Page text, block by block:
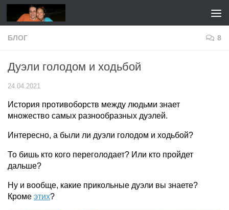
Перейти к содержимому
БЛОГ 8
Дуэли голодом и ходьбой
24.04.2021
История противоборств между людьми знает
множество самых разнообразных дуэлей.
Интересно, а были ли дуэли голодом и ходьбой?
То бишь кто кого переголодает? Или кто пройдет
дальше?
Ну и вообще, какие прикольные дуэли вы знаете?
Кроме этих?